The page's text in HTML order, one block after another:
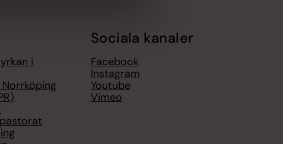
i
Sociala kanaler
Facebook
Instagram
Youtube
Vimeo